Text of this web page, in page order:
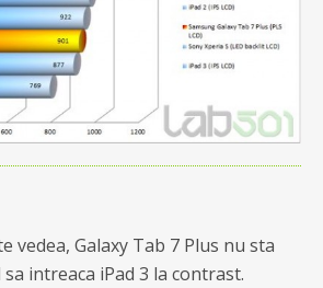
vedea, Galaxy Tab 7 Plus nu sta
intreaca iPad 3 la contrast.